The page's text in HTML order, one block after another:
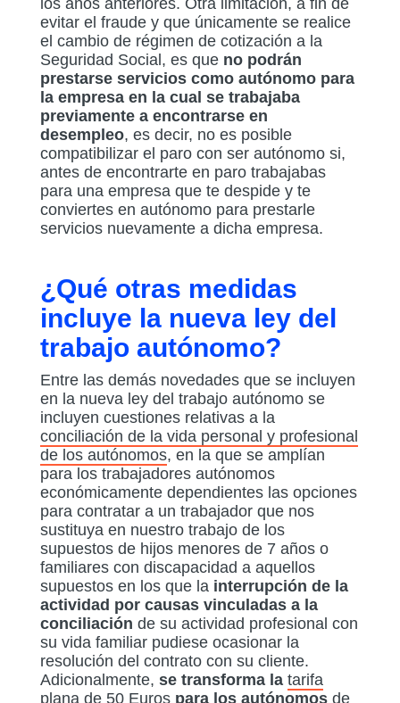
evitar el fraude y que únicamente se realice
el cambio de régimen de cotización a la
Seguridad Social, es que no podrán
prestarse servicios como autónomo para
la empresa en la cual se trabajaba
previamente a encontrarse en
desempleo, es decir, no es posible
compatibilizar el paro con ser autónomo si,
antes de encontrarte en paro trabajabas
para una empresa que te despide y te
conviertes en autónomo para prestarle
servicios nuevamente a dicha empresa.
¿Qué otras medidas
incluye la nueva ley del
trabajo autónomo?
Entre las demás novedades que se incluyen
en la nueva ley del trabajo autónomo se
incluyen cuestiones relativas a la
conciliación de la vida personal y profesional
de los autónomos, en la que se amplían
para los trabajadores autónomos
económicamente dependientes las opciones
para contratar a un trabajador que nos
sustituya en nuestro trabajo de los
supuestos de hijos menores de 7 años o
familiares con discapacidad a aquellos
supuestos en los que la interrupción de la
actividad por causas vinculadas a la
conciliación de su actividad profesional con
su vida familiar pudiese ocasionar la
resolución del contrato con su cliente.
Adicionalmente, se transforma la tarifa
plana de 50 Euros para los autónomos de